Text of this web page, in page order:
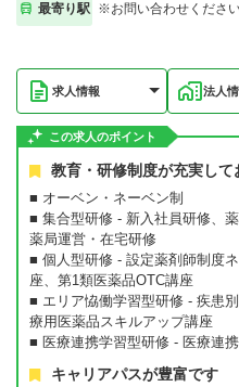
最寄り駅 ※お問い合わせくださ
求人情報 法人
この求人のポイント
教育・研修制度が充実して
■ オーベン・ネーベン制
■ 集合型研修 - 新入社員研修、
薬局運営・在宅研修
■ 個人型研修 - 設定薬剤師制度
座、第1類医薬品OTC講座
■ エリア恊働学習型研修 - 疾患
療用医薬品スキルアップ講座
■ 医療連携学習型研修 - 医療連
キャリアパスが豊富です